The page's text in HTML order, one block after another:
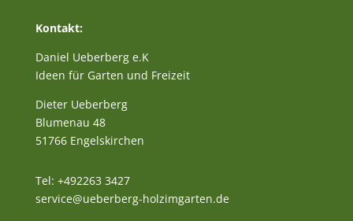
Kontakt:
Daniel Ueberberg e.K
Ideen für Garten und Freizeit
Dieter Ueberberg
Blumenau 48
51766 Engelskirchen
Tel: +492263 3427
service@ueberberg-holzimgarten.de